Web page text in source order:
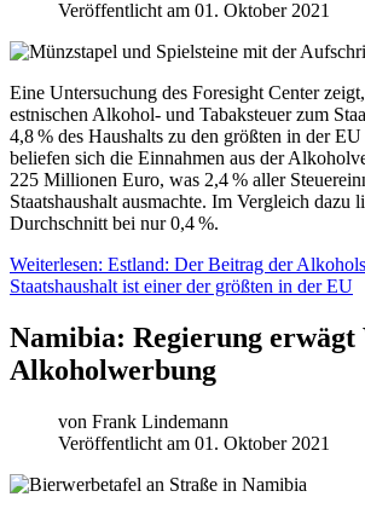
Veröffentlicht am 01. Oktober 2021
Eine Untersuchung des Foresight Center
estnischen Alkohol- und Tabaksteuer zum
4,8 % des Haushalts zu den größten in der
beliefen sich die Einnahmen aus der
225 Millionen Euro, was 2,4 % aller
Staatshaushalt ausmachte. Im Vergleich dazu
Durchschnitt bei nur 0,4 %.
Weiterlesen: Estland: Der Beitrag der
Staatshaushalt ist einer der größten in der EU
Namibia: Regierung erwägt
Alkoholwerbung
von Frank Lindemann
Veröffentlicht am 01. Oktober 2021